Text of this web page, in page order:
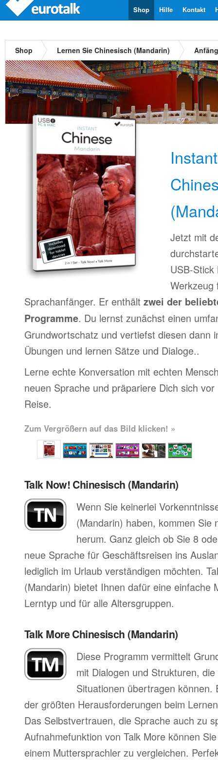
Kontakt
Hilfe
Shop
Shop Lernen Sie Chinesisch (Mandarin)
Jetzt mit
USB-
Werkzeug
Sprachanfänger. Er enthält zwei der
Programme. Du lernst zunächst einen
Grundwortschatz und vertiefst diesen dann
Übungen und lernen Sätze und Dialoge..
Lerne echte Konversation mit echten
neuen Sprache und präpariere Dich sich
Reise.
Zum Vergrößern auf das Bild klicken! »
Talk Now! Chinesisch (Mandarin)
Wenn Sie keinerlei
(Mandarin) haben, kommen Sie
herum. Ganz gleich ob Sie 8
neue Sprache für Geschäftsreisen ins
lediglich im Urlaub verständigen möchten.
(Mandarin) bietet Ihnen dafür eine einfache
Lerntyp und für alle Altersgruppen.
Talk More Chinesisch (Mandarin)
Diese Programm vermittelt
mit Dialogen und Strukturen,
Situationen übertragen können.
der größten Herausforderungen beim
Das Selbstvertrauen, die Sprache auch zu
Aufnahmefunktion von Talk More können
einem Muttersprachler zu vergleichen.